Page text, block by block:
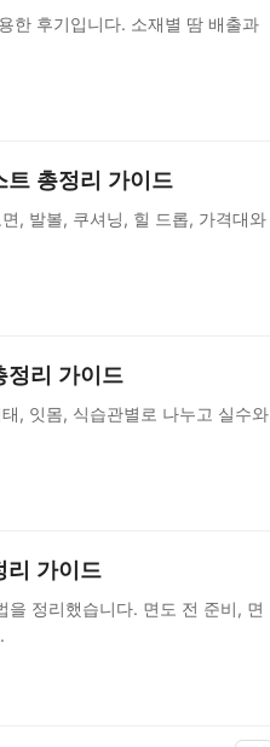
한 후기입니다. 소재별 땀 배출과
트 총정리 가이드
, 발볼, 쿠셔닝, 힐 드롭, 가격대와
정리 가이드
, 잇몸, 식습관별로 나누고 실수와
리 가이드
정리했습니다. 면도 전 준비, 면